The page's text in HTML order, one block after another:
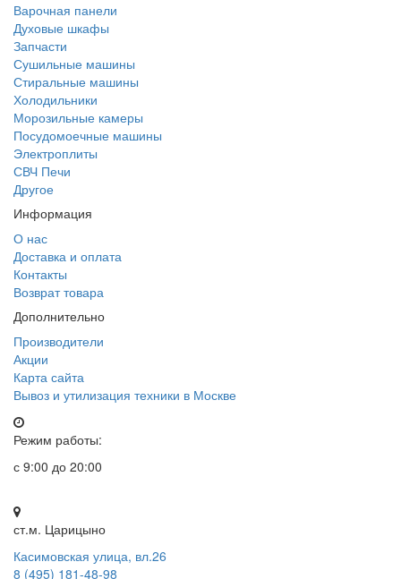
Варочная панели
Духовые шкафы
Запчасти
Сушильные машины
Стиральные машины
Холодильники
Морозильные камеры
Посудомоечные машины
Электроплиты
СВЧ Печи
Другое
Информация
О нас
Доставка и оплата
Контакты
Возврат товара
Дополнительно
Производители
Акции
Карта сайта
Вывоз и утилизация техники в Москве
Режим работы:
с 9:00 до 20:00
ст.м. Царицыно
Касимовская улица, вл.26
8 (495) 181-48-98